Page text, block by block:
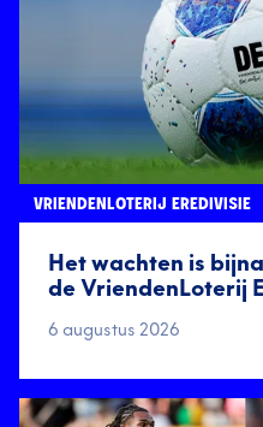
Het wachten is
de VriendenLoterij
VRIENDENLOTERIJ EREDIVISIE
6 augustus 2026